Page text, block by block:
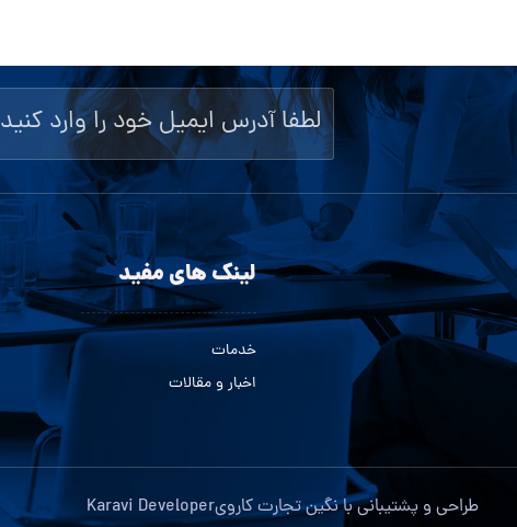
لینک های مفید
خدمات
اخبار و مقالات
طراحی و پشتیبانی بانگین تجارت کارویKaravi Developer